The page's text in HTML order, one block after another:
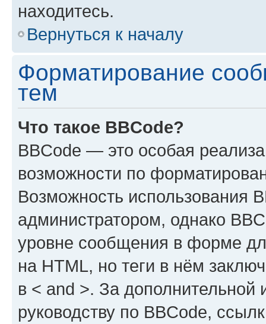
находитесь.
Вернуться к началу
Форматирование
тем
Что такое BBCode?
BBCode — это особая
возможности по
Возможность использования
администратором, однако
уровне сообщения в форме
на HTML, но теги в нём
в < and >. За
руководству по BBCode,